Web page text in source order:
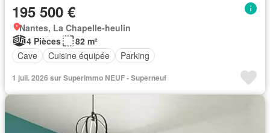
195 500 €
Nantes, La Chapelle-heulin
4 Pièces
82 m²
Cave
Cuisine équipée Parking
1 juil. 2026 sur Superimmo NEUF - Superneuf